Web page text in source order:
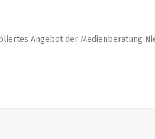
Angebot der Medienberatung